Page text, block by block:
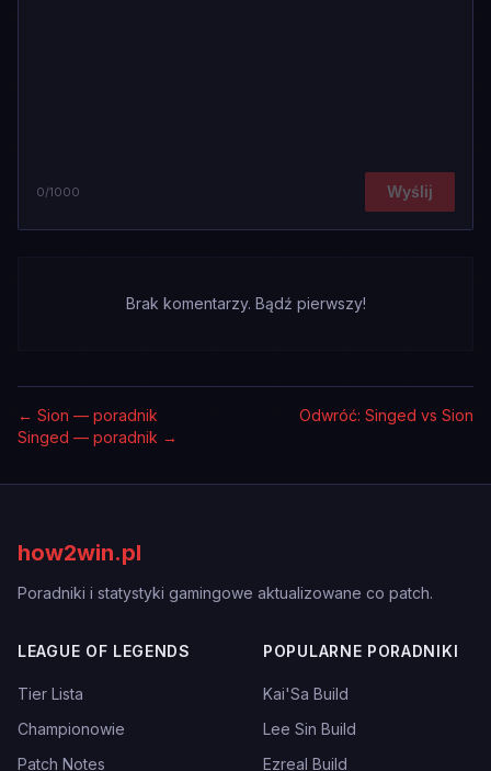
0/1000 Wyślij
Brak komentarzy. Bądź pierwszy!
← Sion — poradnik
Odwróć: Singed vs Sion
Singed — poradnik →
how2win.pl
Poradniki i statystyki gamingowe aktualizowane co patch.
LEAGUE OF LEGENDS
Tier Lista
Championowie
Patch Notes
POPULARNE PORADNIKI
Kai'Sa Build
Lee Sin Build
Ezreal Build